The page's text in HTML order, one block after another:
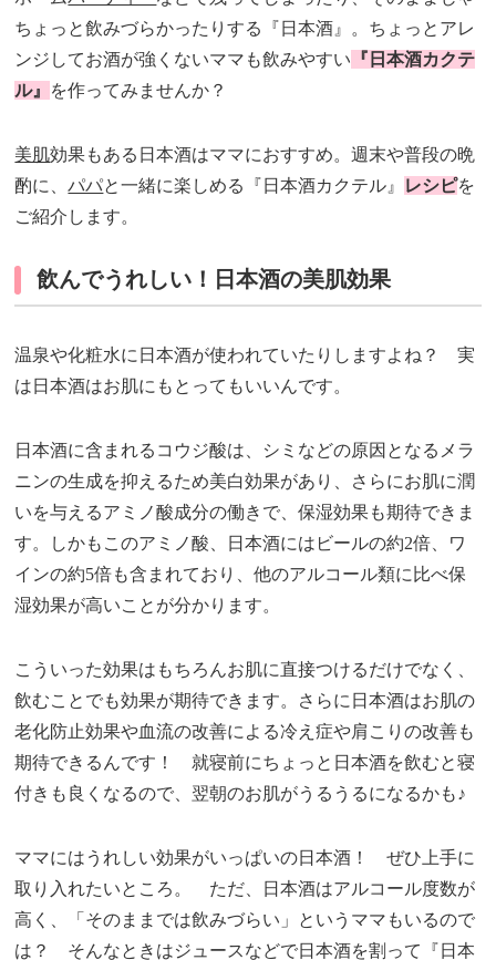
ちょっと飲みづらかったりする『日本酒』。ちょっとアレ
ンジしてお酒が強くないママも飲みやすい 『日本酒カクテ
ル』 を作ってみませんか？
美肌効果もある日本酒はママにおすすめ。週末や普段の晩
酌に、パパと一緒に楽しめる『日本酒カクテル』 レシピを
ご紹介します。
飲んでうれしい！日本酒の美肌効果
温泉や化粧水に日本酒が使われていたりしますよね？ 実
は日本酒はお肌にもとってもいいんです。
日本酒に含まれるコウジ酸は、シミなどの原因となるメラ
ニンの生成を抑えるため美白効果があり、さらにお肌に潤
いを与えるアミノ酸成分の働きで、保湿効果も期待できま
す。しかもこのアミノ酸、日本酒にはビールの約2倍、ワ
インの約5倍も含まれており、他のアルコール類に比べ保
湿効果が高いことが分かります。
こういった効果はもちろんお肌に直接つけるだけでなく、
飲むことでも効果が期待できます。さらに日本酒はお肌の
老化防止効果や血流の改善による冷え症や肩こりの改善も
期待できるんです！ 就寝前にちょっと日本酒を飲むと寝
付きも良くなるので、翌朝のお肌がうるうるになるかも♪
ママにはうれしい効果がいっぱいの日本酒！ ぜひ上手に
取り入れたいところ。 ただ、日本酒はアルコール度数が
高く、「そのままでは飲みづらい」というママもいるので
は？ そんなときはジュースなどで日本酒を割って『日本